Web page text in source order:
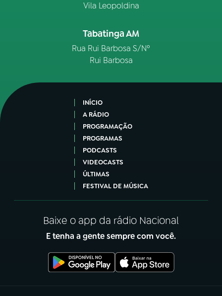
Vila Leopoldina
Tabatinga AM
Rua Rui Barbosa S/Nº
Rui Barbosa
INÍCIO
A RÁDIO
PROGRAMAÇÃO
PROGRAMAS
PODCASTS
VIDEOCASTS
ÚLTIMAS
FESTIVAL DE MÚSICA
Baixe o app da rádio Nacional
E tenha a gente sempre com você.